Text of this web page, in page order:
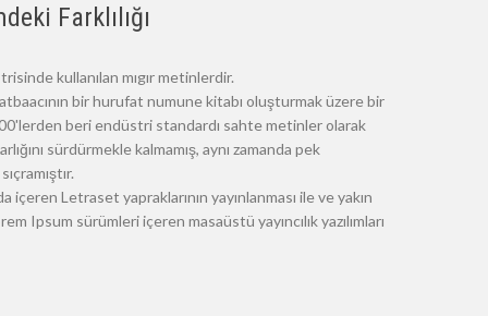
Farklılığı
kullanılan mıgır metinlerdir.
bir hurufat numune kitabı oluşturmak üzere bir
beri endüstri standardı sahte metinler olarak
sürdürmekle kalmamış, aynı zamanda pek
içeren Letraset yapraklarının yayınlanması ile ve yakın
Ipsum sürümleri içeren masaüstü yayıncılık yazılımları